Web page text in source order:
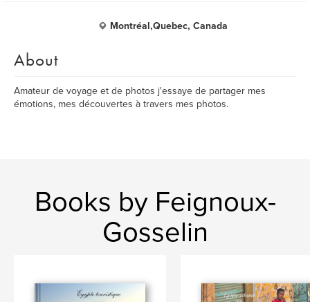
Montréal,Quebec, Canada
About
Amateur de voyage et de photos j'essaye de partager mes
émotions, mes découvertes à travers mes photos.
Books by Feignoux-
Gosselin